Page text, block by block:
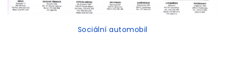
Sociální automobil